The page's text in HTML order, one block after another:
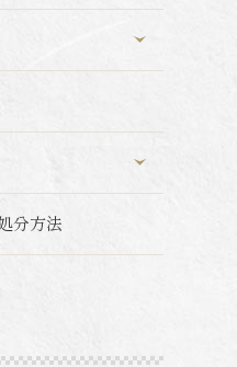
分方法